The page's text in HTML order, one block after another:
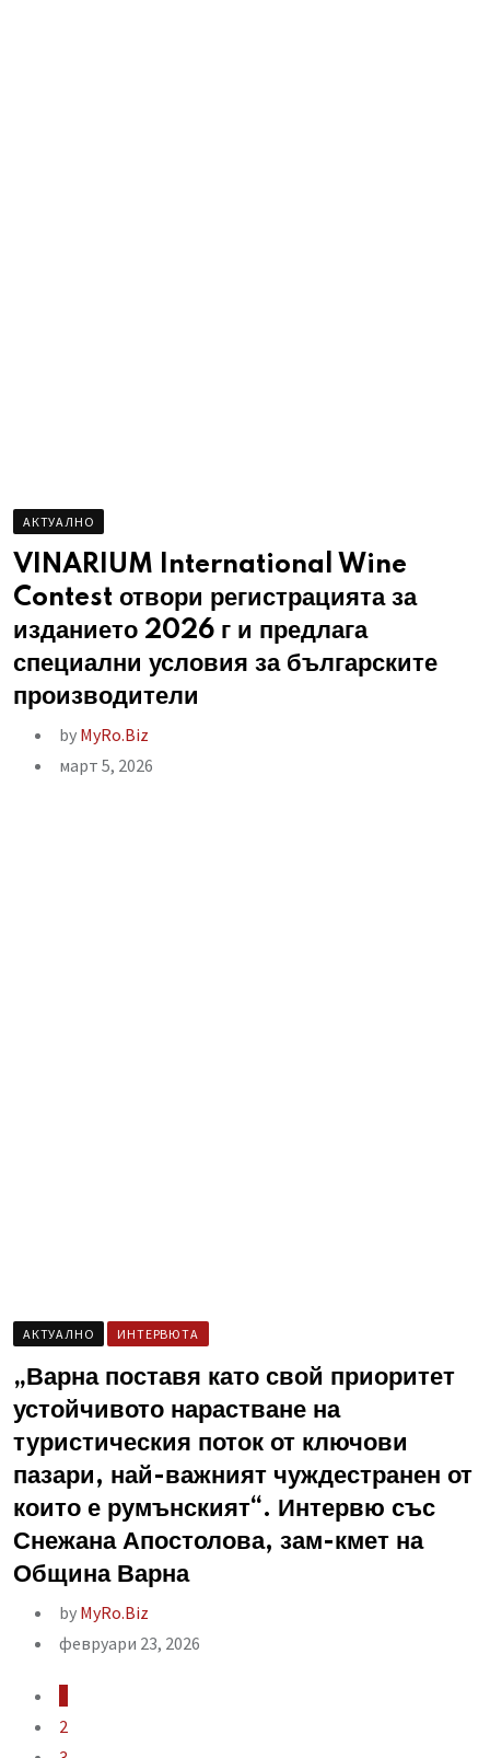
AКТУАЛНО
VINARIUM International Wine
Contest отвори регистрацията за
изданието 2026 г и предлага
специални условия за българските
производители
by MyRo.Biz
март 5, 2026
AКТУАЛНО ИНТЕРВЮТА
„Варна поставя като свой приоритет
устойчивото нарастване на
туристическия поток от ключови
пазари, най-важният чуждестранен от
които е румънският“. Интервю със
Снежана Апостолова, зам-кмет на
Община Варна
by MyRo.Biz
февруари 23, 2026
2